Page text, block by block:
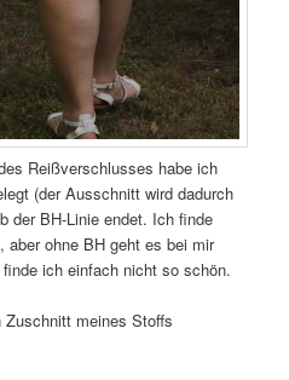
Reißverschlusses habe ich
(der Ausschnitt wird dadurch
der BH-Linie endet. Ich finde
ohne BH geht es bei mir
ich einfach nicht so schön.
Zuschnitt meines Stoffs